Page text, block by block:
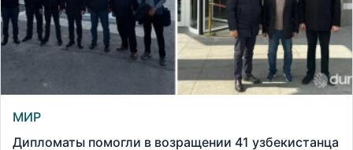
МИР
Дипломаты помогли в возращении 41 узбекистанца